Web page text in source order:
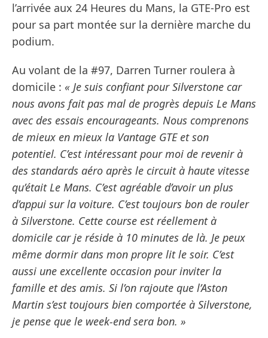
l’arrivée aux 24 Heures du Mans, la GTE-Pro est
pour sa part montée sur la dernière marche du
podium.
Au volant de la #97, Darren Turner roulera à
domicile : « Je suis confiant pour Silverstone car
nous avons fait pas mal de progrès depuis Le Mans
avec des essais encourageants. Nous comprenons
de mieux en mieux la Vantage GTE et son
potentiel. C’est intéressant pour moi de revenir à
des standards aéro après le circuit à haute vitesse
qu’était Le Mans. C’est agréable d’avoir un plus
d’appui sur la voiture. C’est toujours bon de rouler
à Silverstone. Cette course est réellement à
domicile car je réside à 10 minutes de là. Je peux
même dormir dans mon propre lit le soir. C’est
aussi une excellente occasion pour inviter la
famille et des amis. Si l’on rajoute que l’Aston
Martin s’est toujours bien comportée à Silverstone,
je pense que le week-end sera bon. »